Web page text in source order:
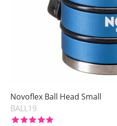
Novoflex Ball Head Small
BALL19